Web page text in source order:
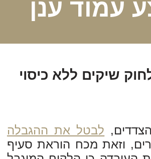
עמוד ענן
לבטל את ההגבלה
וזאת מכח הוראת סעיף